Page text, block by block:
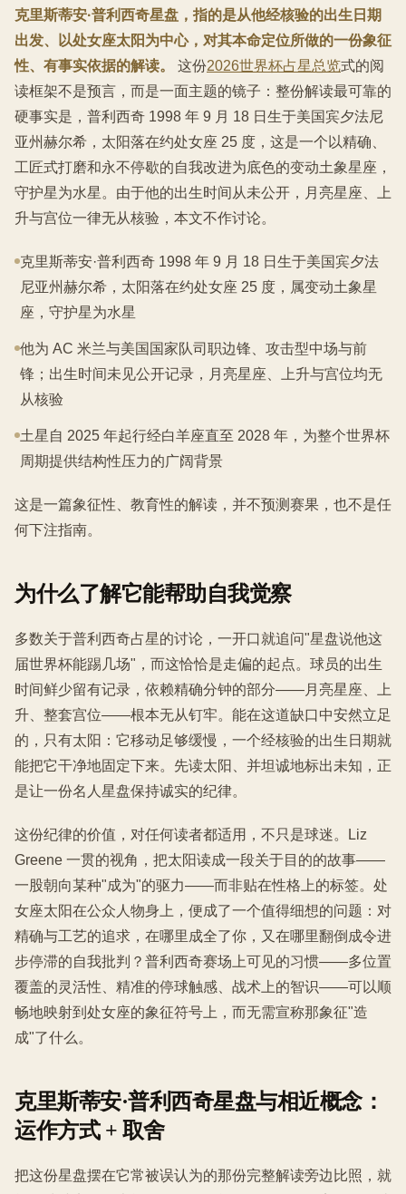
克里斯蒂安·普利西奇星盘，指的是从他经核验的出生日期
出发、以处女座太阳为中心，对其本命定位所做的一份象征
性、有事实依据的解读。
这份2026世界杯占星总览式的阅
读框架不是预言，而是一面主题的镜子：整份解读最可靠的
硬事实是，普利西奇 1998 年 9 月 18 日生于美国宾夕法尼
亚州赫尔希，太阳落在约处女座 25 度，这是一个以精确、
工匠式打磨和永不停歇的自我改进为底色的变动土象星座，
守护星为水星。由于他的出生时间从未公开，月亮星座、上
升与宫位一律无从核验，本文不作讨论。
克里斯蒂安·普利西奇 1998 年 9 月 18 日生于美国宾夕法
尼亚州赫尔希，太阳落在约处女座 25 度，属变动土象星
座，守护星为水星
他为 AC 米兰与美国国家队司职边锋、攻击型中场与前
锋；出生时间未见公开记录，月亮星座、上升与宫位均无
从核验
土星自 2025 年起行经白羊座直至 2028 年，为整个世界杯
周期提供结构性压力的广阔背景
这是一篇象征性、教育性的解读，并不预测赛果，也不是任
何下注指南。
为什么了解它能帮助自我觉察
多数关于普利西奇占星的讨论，一开口就追问"星盘说他这
届世界杯能踢几场"，而这恰恰是走偏的起点。球员的出生
时间鲜少留有记录，依赖精确分钟的部分——月亮星座、上
升、整套宫位——根本无从钉牢。能在这道缺口中安然立足
的，只有太阳：它移动足够缓慢，一个经核验的出生日期就
能把它干净地固定下来。先读太阳、并坦诚地标出未知，正
是让一份名人星盘保持诚实的纪律。
这份纪律的价值，对任何读者都适用，不只是球迷。Liz
Greene 一贯的视角，把太阳读成一段关于目的的故事——
一股朝向某种"成为"的驱力——而非贴在性格上的标签。处
女座太阳在公众人物身上，便成了一个值得细想的问题：对
精确与工艺的追求，在哪里成全了你，又在哪里翻倒成令进
步停滞的自我批判？普利西奇赛场上可见的习惯——多位置
覆盖的灵活性、精准的停球触感、战术上的智识——可以顺
畅地映射到处女座的象征符号上，而无需宣称那象征"造
成"了什么。
克里斯蒂安·普利西奇星盘与相近概念：
运作方式 + 取舍
把这份星盘摆在它常被误认为的那份完整解读旁边比照，就